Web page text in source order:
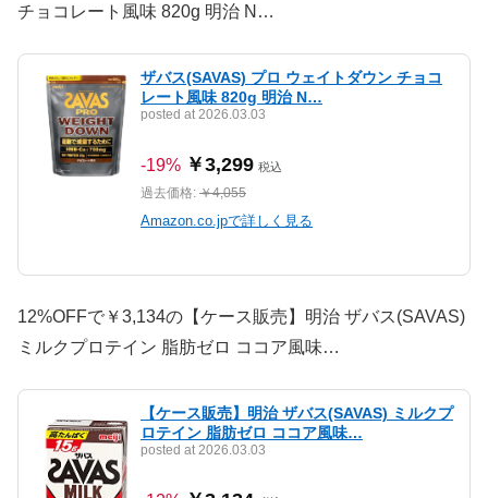
チョコレート風味 820g 明治 N…
ザバス(SAVAS) プロ ウェイトダウン チョコ
レート風味 820g 明治 N…
posted at 2026.03.03
-19% ￥3,299 税込
過去価格: ￥4,055
Amazon.co.jpで詳しく見る
12%OFFで￥3,134の【ケース販売】明治 ザバス(SAVAS)
ミルクプロテイン 脂肪ゼロ ココア風味…
【ケース販売】明治 ザバス(SAVAS) ミルクプ
ロテイン 脂肪ゼロ ココア風味…
posted at 2026.03.03